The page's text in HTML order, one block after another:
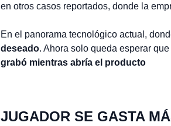
en otros casos reportados, donde la
En el panorama tecnológico actual,
deseado. Ahora solo queda esperar que
grabó mientras abría el producto
JUGADOR SE GASTA